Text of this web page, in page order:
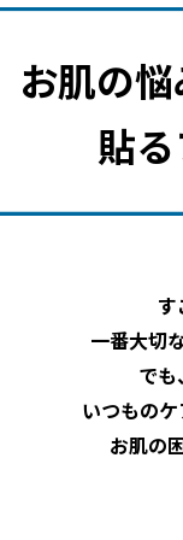
お肌の
貼
一番大切
で
いつものケ
お肌の